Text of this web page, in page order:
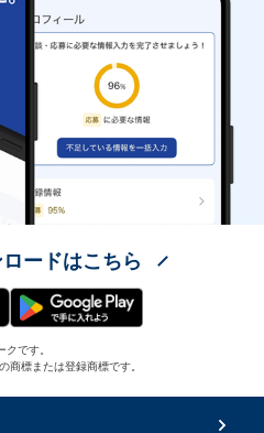
ードはこちら
です。
標または登録商標です。